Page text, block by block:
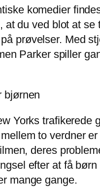
komedier
at du ved blot at
prøvelser. Med
Parker spiller
bjørnen
Yorks trafikerede
to verdner
deres
efter at få
mange gange.